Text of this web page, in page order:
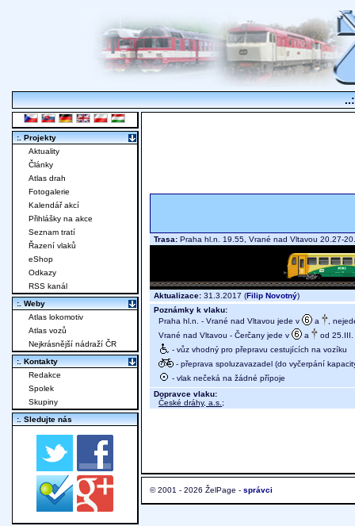
Trasa: Praha hl.n. 19.55, Vrané nad Vltavou 20.27-
Aktualizace: 31.3.2017 (Filip Novotný)
Poznámky k vlaku:
Praha hl.n. - Vrané nad Vltavou jede v
a
,
Vrané nad Vltavou - Čerčany jede v
a
od
- vůz vhodný pro přepravu cestujících na vozíku
- přeprava spoluzavazadel (do vyčerpání
- vlak nečeká na žádné přípoje
Dopravce vlaku:
České dráhy, a.s. ;
© 2001 - 2026 ŽelPage - správci
:. Projekty
Aktuality
Články
Atlas drah
Fotogalerie
Kalendář akcí
Přihlášky na akce
Seznam tratí
Řazení vlaků
eShop
Odkazy
RSS kanál
:. Weby
Atlas lokomotiv
Atlas vozů
Nejkrásnější nádraží ČR
:. Kontakty
Redakce
Spolek
Skupiny
:. Sledujte nás